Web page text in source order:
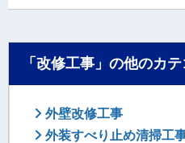
「改修工事」の他のカテ
外壁改修工事
外装すべり止め清掃工